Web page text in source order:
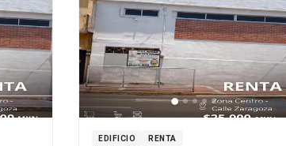
EDIFICIO RENTA